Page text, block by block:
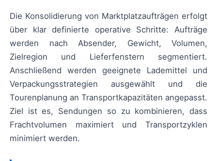
Die Konsolidierung von Marktplatzaufträgen erfolgt
über klar definierte operative Schritte: Aufträge
werden nach Absender, Gewicht, Volumen,
Zielregion und Lieferfenstern segmentiert.
Anschließend werden geeignete Lademittel und
Verpackungsstrategien ausgewählt und die
Tourenplanung an Transportkapazitäten angepasst.
Ziel ist es, Sendungen so zu kombinieren, dass
Frachtvolumen maximiert und Transportzyklen
minimiert werden.